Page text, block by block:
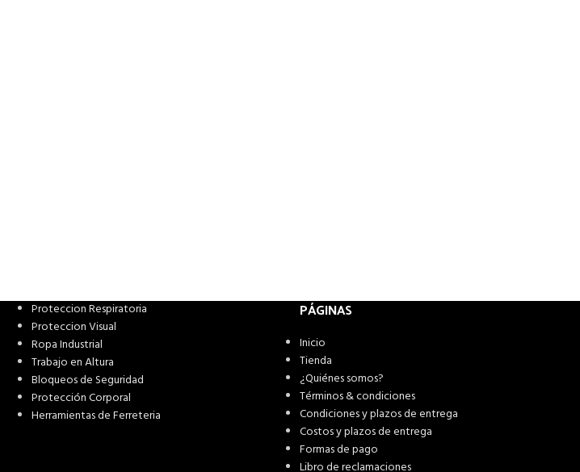
Proteccion Respiratoria
Proteccion Visual
Ropa Industrial
Trabajo en Altura
Bloqueos de Seguridad
Protección Corporal
Herramientas de Ferreteria
PÁGINAS
Inicio
Tienda
¿Quiénes somos?
Términos & condiciones
Condiciones y plazos de entrega
Costos y plazos de entrega
Formas de pago
Libro de reclamaciones